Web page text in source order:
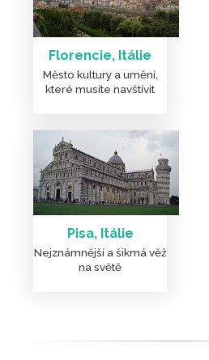
Florencie, Itálie
Město kultury a umění,
které musíte navštívit
Pisa, Itálie
Nejznámnější a šikmá věž
na světě